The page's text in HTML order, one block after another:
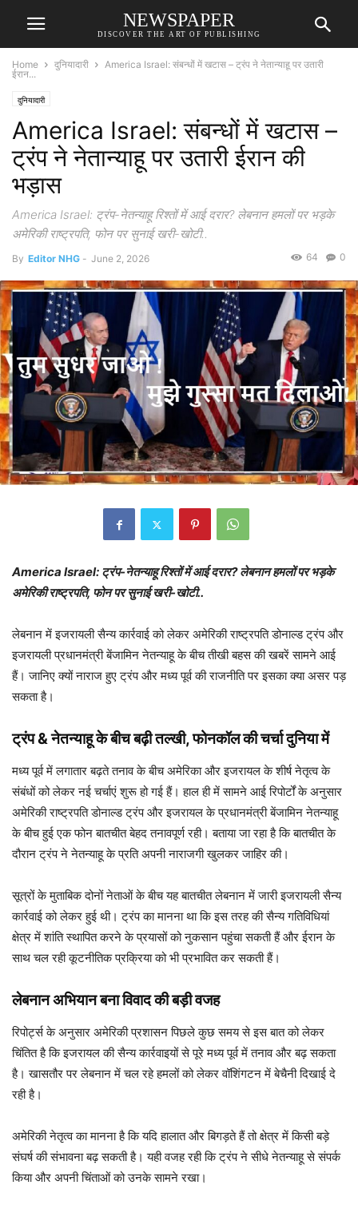
NEWSPAPER
DISCOVER THE ART OF PUBLISHING
Home दुनियादारी
America Israel: संबन्धों में खटास – ट्रंप ने नेतान्याहू पर उतारी
ईरान...
दुनियादारी
America Israel: संबन्धों में खटास –
ट्रंप ने नेतान्याहू पर उतारी ईरान की
भड़ास
America Israel: ट्रंप-नेतन्याहू रिश्तों में आई दरार? लेबनान हमलों पर भड़के
अमेरिकी राष्ट्रपति, फोन पर सुनाई खरी-खोटी..
By Editor NHG - June 2, 2026 0
64
America Israel: ट्रंप-नेतन्याहू रिश्तों में आई दरार? लेबनान हमलों पर भड़के
अमेरिकी राष्ट्रपति, फोन पर सुनाई खरी-खोटी..
लेबनान में इजरायली सैन्य कार्रवाई को लेकर अमेरिकी राष्ट्रपति डोनाल्ड ट्रंप और
इजरायली प्रधानमंत्री बेंजामिन नेतन्याहू के बीच तीखी बहस की खबरें सामने आई
हैं। जानिए क्यों नाराज हुए ट्रंप और मध्य पूर्व की राजनीति पर इसका क्या असर पड़
सकता है।
ट्रंप & नेतन्याहू के बीच बढ़ी तल्खी, फोनकॉल की चर्चा दुनिया में
मध्य पूर्व में लगातार बढ़ते तनाव के बीच अमेरिका और इजरायल के शीर्ष नेतृत्व के
संबंधों को लेकर नई चर्चाएं शुरू हो गई हैं। हाल ही में सामने आई रिपोर्टों के अनुसार
अमेरिकी राष्ट्रपति डोनाल्ड ट्रंप और इजरायल के प्रधानमंत्री बेंजामिन नेतन्याहू
के बीच हुई एक फोन बातचीत बेहद तनावपूर्ण रही। बताया जा रहा है कि बातचीत के
दौरान ट्रंप ने नेतन्याहू के प्रति अपनी नाराजगी खुलकर जाहिर की।
सूत्रों के मुताबिक दोनों नेताओं के बीच यह बातचीत लेबनान में जारी इजरायली सैन्य
कार्रवाई को लेकर हुई थी। ट्रंप का मानना था कि इस तरह की सैन्य गतिविधियां
क्षेत्र में शांति स्थापित करने के प्रयासों को नुकसान पहुंचा सकती हैं और ईरान के
साथ चल रही कूटनीतिक प्रक्रिया को भी प्रभावित कर सकती हैं।
लेबनान अभियान बना विवाद की बड़ी वजह
रिपोर्ट्स के अनुसार अमेरिकी प्रशासन पिछले कुछ समय से इस बात को लेकर
चिंतित है कि इजरायल की सैन्य कार्रवाइयों से पूरे मध्य पूर्व में तनाव और बढ़ सकता
है। खासतौर पर लेबनान में चल रहे हमलों को लेकर वॉशिंगटन में बेचैनी दिखाई दे
रही है।
अमेरिकी नेतृत्व का मानना है कि यदि हालात और बिगड़ते हैं तो क्षेत्र में किसी बड़े
संघर्ष की संभावना बढ़ सकती है। यही वजह रही कि ट्रंप ने सीधे नेतन्याहू से संपर्क
किया और अपनी चिंताओं को उनके सामने रखा।